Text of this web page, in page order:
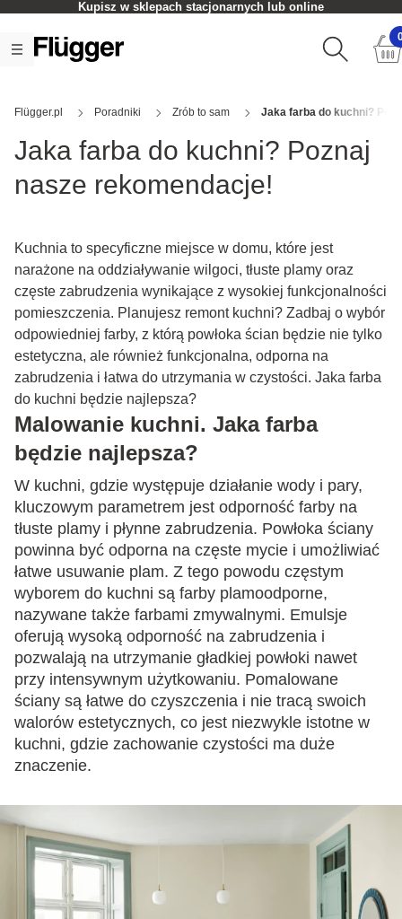
lub online Czas realizacji zamówienia:
Flügger.pl Poradniki Zrób to sam Jaka farba do kuchni?
Jaka farba do kuchni? Poznaj
nasze rekomendacje!
Kuchnia to specyficzne miejsce w domu, które jest
narażone na oddziaływanie wilgoci, tłuste plamy oraz
częste zabrudzenia wynikające z wysokiej funkcjonalności
pomieszczenia. Planujesz remont kuchni? Zadbaj o wybór
odpowiedniej farby, z którą powłoka ścian będzie nie tylko
estetyczna, ale również funkcjonalna, odporna na
zabrudzenia i łatwa do utrzymania w czystości. Jaka farba
do kuchni będzie najlepsza?
Malowanie kuchni. Jaka farba
będzie najlepsza?
W kuchni, gdzie występuje działanie wody i pary,
kluczowym parametrem jest odporność farby na
tłuste plamy i płynne zabrudzenia. Powłoka ściany
powinna być odporna na częste mycie i umożliwiać
łatwe usuwanie plam. Z tego powodu częstym
wyborem do kuchni są farby plamoodporne,
nazywane także farbami zmywalnymi. Emulsje
oferują wysoką odporność na zabrudzenia i
pozwalają na utrzymanie gładkiej powłoki nawet
przy intensywnym użytkowaniu. Pomalowane
ściany są łatwe do czyszczenia i nie tracą swoich
walorów estetycznych, co jest niezwykle istotne w
kuchni, gdzie zachowanie czystości ma duże
znaczenie.